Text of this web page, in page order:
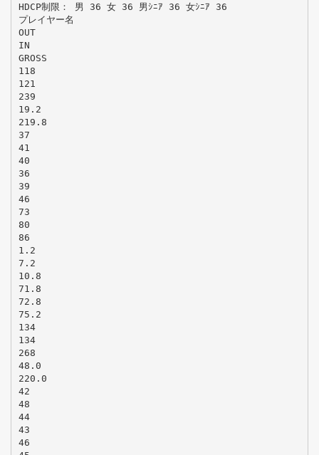
HDCP制限： 男 36 女 36 男ｼﾆｱ 36 女ｼﾆｱ 36
プレイヤー名
OUT
IN
GROSS
118
121
239
19.2
219.8
37
41
40
36
39
46
73
80
86
1.2
7.2
10.8
71.8
72.8
75.2
134
134
268
48.0
220.0
42
48
44
43
46